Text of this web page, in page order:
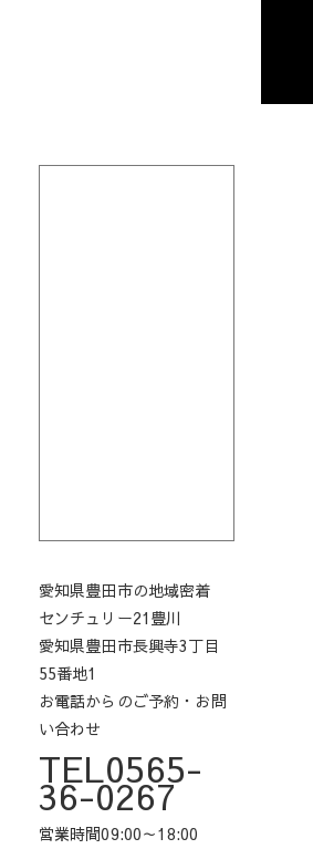
愛知県豊田市の地域密着
センチュリー21豊川
愛知県豊田市長興寺3丁目
55番地1
お電話からのご予約・お問
い合わせ
TEL0565-
36-0267
営業時間09:00～18:00